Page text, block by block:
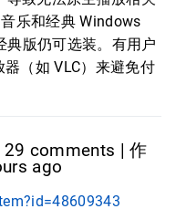
乐和经典 Windows
典版仍可选装。有用户
（如 VLC）来避免付
comments | 作
ago